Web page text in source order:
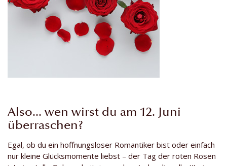
Also... wen wirst du am 12. Juni
überraschen?
Egal, ob du ein hoffnungsloser Romantiker bist oder einfach
nur kleine Glücksmomente liebst – der Tag der roten Rosen